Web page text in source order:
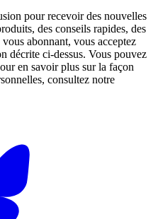
pour recevoir des nouvelles
des conseils rapides, des
abonnant, vous acceptez
décrite ci-dessus. Vous pouvez
en savoir plus sur la façon
consultez notre